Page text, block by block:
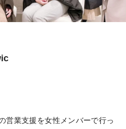
営業支援を女性メンバーで行っ